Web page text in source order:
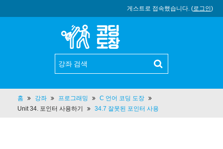
게스트로 접속했습니다. (로그인)
홈 강좌 프로그래밍
C 언어 코딩 도장
Unit 34. 포인터 사용하기
34.7 잘못된 포인터 사용